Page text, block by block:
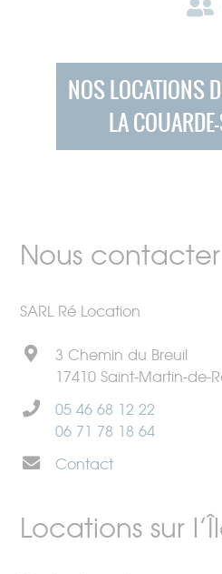
NOS LOCATIONS
LA
Nous contacter
SARL Ré Location
3 Chemin du Breuil
17410 Saint-Martin-de-
05 46 68 12 22
06 71 78 18 64
Contact
Locations sur